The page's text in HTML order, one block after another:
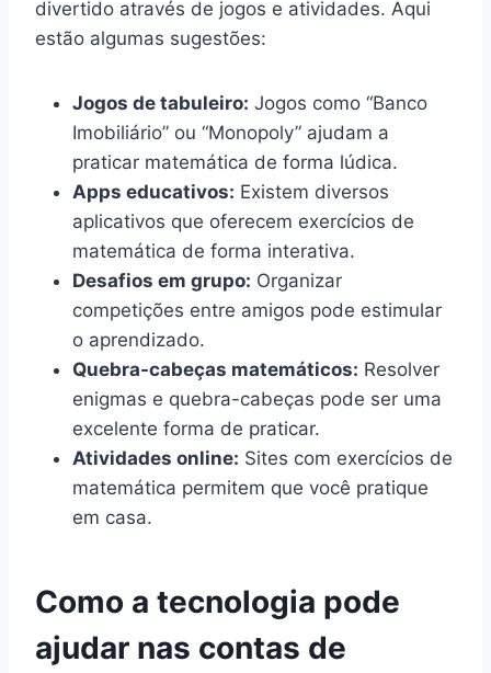
divertido através de jogos e atividades. Aqui
estão algumas sugestões:
Jogos de tabuleiro: Jogos como “Banco
Imobiliário” ou “Monopoly” ajudam a
praticar matemática de forma lúdica.
Apps educativos: Existem diversos
aplicativos que oferecem exercícios de
matemática de forma interativa.
Desafios em grupo: Organizar
competições entre amigos pode estimular
o aprendizado.
Quebra-cabeças matemáticos: Resolver
enigmas e quebra-cabeças pode ser uma
excelente forma de praticar.
Atividades online: Sites com exercícios de
matemática permitem que você pratique
em casa.
Como a tecnologia pode
ajudar nas contas de